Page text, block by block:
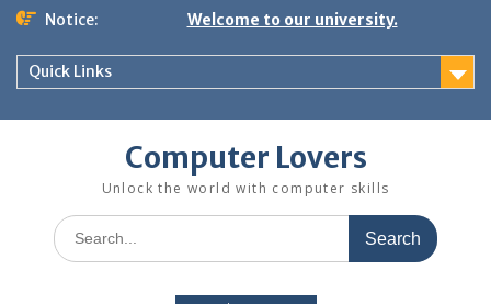
Skip
content
Notice: Welcome to our university.
Quick Links
Computer Lovers
Unlock the world with computer skills
Search
for: